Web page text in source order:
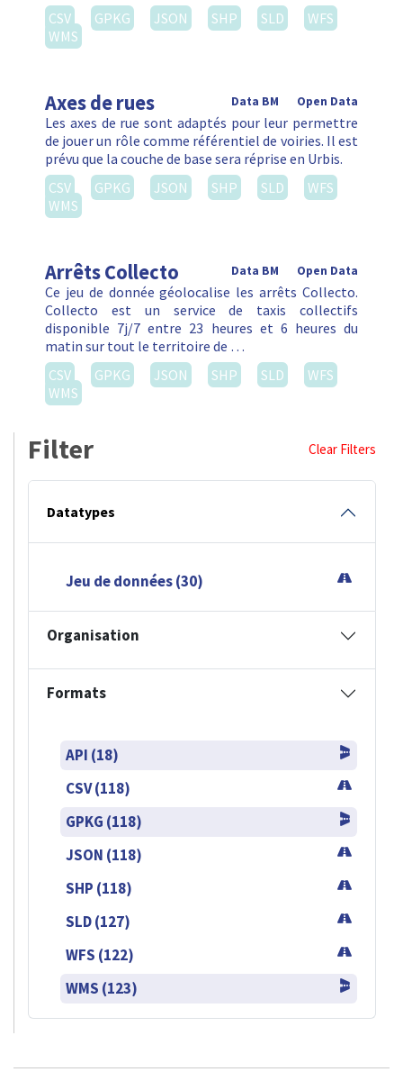
CSV
GPKG JSON SHP SLD
WFS
WMS
Axes de rues Open Data
Data BM
Les axes de rue sont adaptés pour leur permettre
de jouer un rôle comme référentiel de voiries. Il est
prévu que la couche de base sera réprise en Urbis.
CSV
GPKG JSON SHP SLD
WFS
WMS
Arrêts Collecto Open Data
Data BM
Ce jeu de donnée géolocalise les arrêts Collecto.
Collecto est un service de taxis collectifs
disponible 7j/7 entre 23 heures et 6 heures du
matin sur tout le territoire de …
CSV
GPKG JSON SHP SLD
WFS
WMS
Filter Clear Filters
Datatypes
Jeu de données (30)
Organisation
Formats
API (18)
CSV (118)
GPKG (118)
JSON (118)
SHP (118)
SLD (127)
WFS (122)
WMS (123)